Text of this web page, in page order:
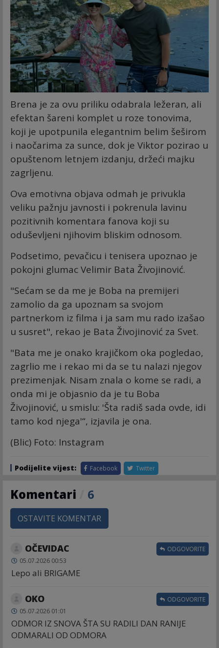
Brena je za ovu priliku odabrala ležeran, ali
efektan šareni komplet u roze tonovima,
koji je upotpunila elegantnim belim šeširom
i naočarima za sunce, dok je Viktor pozirao u
opuštenom letnjem izdanju, držeći majku
zagrljenu.
Ova emotivna objava odmah je privukla
veliku pažnju javnosti i pokrenula lavinu
pozitivnih komentara fanova koji su
oduševljeni njihovim bliskim odnosom.
Podsetimo, pevačicu i tenisera upoznao je
pokojni glumac Velimir Bata Živojinović.
"Sećam se da me je Boba na premijeri
zamolio da ga upoznam sa svojom
partnerkom iz filma i ja sam mu rado izašao
u susret", rekao je Bata Živojinović za Svet.
"Bata me je onako krajičkom oka pogledao,
zagrlio me i rekao mi da se tu nalazi njegov
prezimenjak. Nisam znala o kome se radi, a
onda mi je objasnio da je tu Boba
Živojinović, u smislu: 'Šta radiš sada ovde, idi
tamo kod njega'“, izjavila je ona.
(Blic) Foto: Instagram
Podijelite vijest: Facebook Twitter
Komentari 6
OSTAVITE KOMENTAR
OČEVIDAC
05.07.2026 00:53
Lepo ali BRIGAME
ODGOVORITE
OKO
05.07.2026 01:01
ODMOR IZ SNOVA ŠTA SU RADILI DAN RANIJE
ODMARALI OD ODMORA
ODGOVORITE